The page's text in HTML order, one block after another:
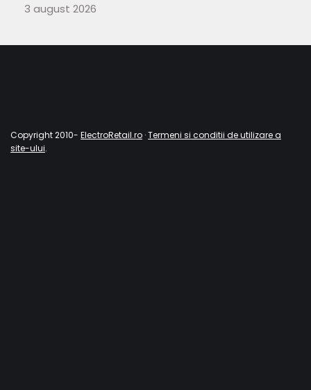
3 august 2026
Copyright 2010- ElectroRetail.ro ·Termeni si conditii de utilizare a
site-ului.